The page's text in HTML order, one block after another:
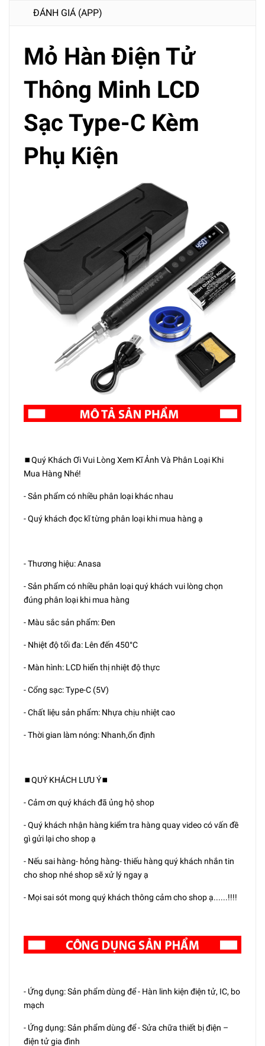
ĐÁNH GIÁ (APP)
Mỏ Hàn Điện Tử
Thông Minh LCD
Sạc Type-C Kèm
Phụ Kiện
⏹️Quý Khách Ơi Vui Lòng Xem Kĩ Ảnh Và Phân Loại Khi
Mua Hàng Nhé!
- Sản phẩm có nhiều phân loại khác nhau
- Quý khách đọc kĩ từng phân loại khi mua hàng ạ
- Thương hiệu: Anasa
- Sản phẩm có nhiều phân loại quý khách vui lòng chọn
đúng phân loại khi mua hàng
- Màu sắc sản phẩm: Đen
- Nhiệt độ tối đa: Lên đến 450°C
- Màn hình: LCD hiển thị nhiệt độ thực
- Cổng sạc: Type-C (5V)
- Chất liệu sản phẩm: Nhựa chịu nhiệt cao
- Thời gian làm nóng: Nhanh,ổn định
⏹️QUÝ KHÁCH LƯU Ý⏹️
- Cảm ơn quý khách đã ủng hộ shop
- Quý khách nhận hàng kiểm tra hàng quay video có vấn đề
gì gửi lại cho shop ạ
- Nếu sai hàng- hỏng hàng- thiếu hàng quý khách nhắn tin
cho shop nhé shop sẽ xử lý ngay ạ
- Mọi sai sót mong quý khách thông cảm cho shop ạ......!!!!
- Ứng dụng: Sản phẩm dùng để - Hàn linh kiện điện tử, IC, bo
mạch
- Ứng dụng: Sản phẩm dùng để - Sửa chữa thiết bị điện –
điện tử gia đình